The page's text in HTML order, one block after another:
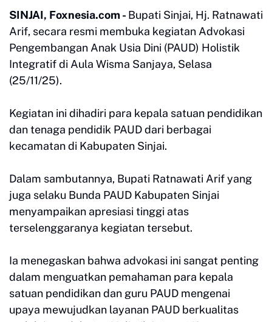
SINJAI, Foxnesia.com - Bupati Sinjai, Hj. Ratnawati
Arif, secara resmi membuka kegiatan Advokasi
Pengembangan Anak Usia Dini (PAUD) Holistik
Integratif di Aula Wisma Sanjaya, Selasa
(25/11/25).
Kegiatan ini dihadiri para kepala satuan pendidikan
dan tenaga pendidik PAUD dari berbagai
kecamatan di Kabupaten Sinjai.
Dalam sambutannya, Bupati Ratnawati Arif yang
juga selaku Bunda PAUD Kabupaten Sinjai
menyampaikan apresiasi tinggi atas
terselenggaranya kegiatan tersebut.
Ia menegaskan bahwa advokasi ini sangat penting
dalam menguatkan pemahaman para kepala
satuan pendidikan dan guru PAUD mengenai
upaya mewujudkan layanan PAUD berkualitas